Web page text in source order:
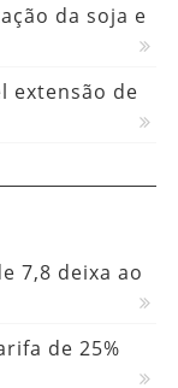
da soja e
extensão de
7,8 deixa ao
de 25%